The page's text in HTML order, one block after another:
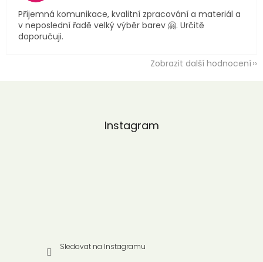
Příjemná komunikace, kvalitní zpracování a materiál a
v neposlední řadě velký výběr barev 🤗. Určitě
doporučuji.
Zobrazit další hodnocení
Instagram
Sledovat na Instagramu